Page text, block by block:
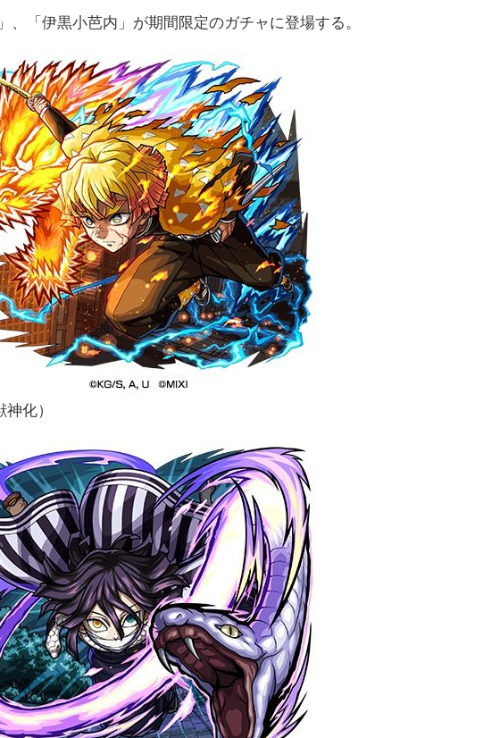
、「伊黒小芭内」が期間限定のガチャに登場する。
化）